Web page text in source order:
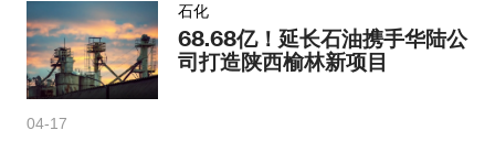
石化
68.68亿！延长石油携手华陆公
司打造陕西榆林新项目
04-17